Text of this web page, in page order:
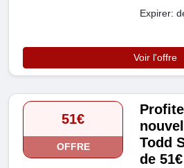
Expirer:
Voir l'offre
51€
OFFRE
Todd
de 51€